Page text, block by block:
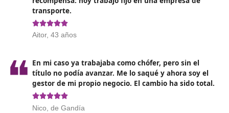
relacionadas con las materias incluidas en el
Tiene una calificación máxima de 200 puntos, donde
respuesta correcta suma 1 punto y cada respuesta
respuesta correcta.
La Prueba de casos prácticos: Consiste en 4
requieren aplicar los conocimientos adquiridos en el
programa a situaciones específicas. En cada caso, el